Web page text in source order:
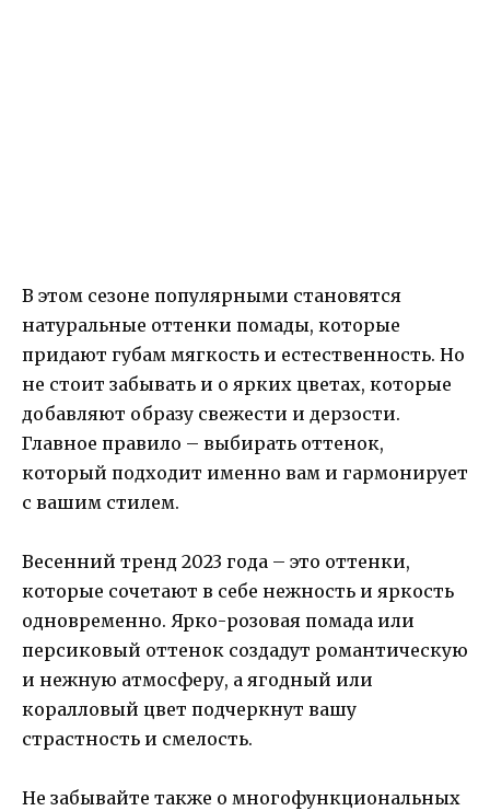
В этом сезоне популярными становятся
натуральные оттенки помады, которые
придают губам мягкость и естественность. Но
не стоит забывать и о ярких цветах, которые
добавляют образу свежести и дерзости.
Главное правило – выбирать оттенок,
который подходит именно вам и гармонирует
с вашим стилем.
Весенний тренд 2023 года – это оттенки,
которые сочетают в себе нежность и яркость
одновременно. Ярко-розовая помада или
персиковый оттенок создадут романтическую
и нежную атмосферу, а ягодный или
коралловый цвет подчеркнут вашу
страстность и смелость.
Не забывайте также о многофункциональных